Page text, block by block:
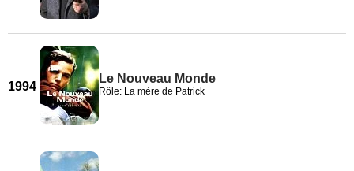
1994
Le Nouveau Monde
Rôle: La mère de Patrick